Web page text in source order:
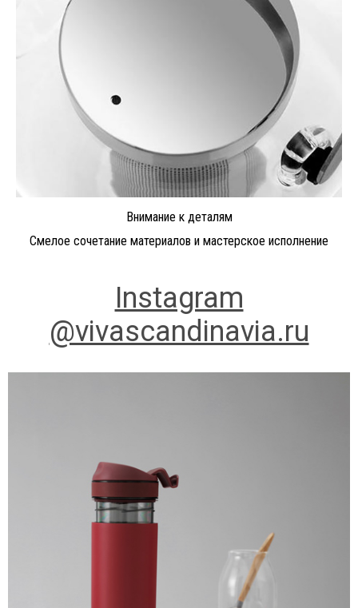
Внимание к деталям
Смелое сочетание материалов и мастерское исполнение
Instagram
@vivascandinavia.ru